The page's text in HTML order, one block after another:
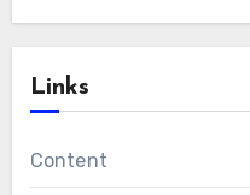
Links
Content